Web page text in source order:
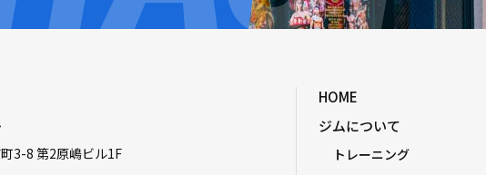
3-8 第2原嶋ビル1F
HOME
ジムについて
トレーニング